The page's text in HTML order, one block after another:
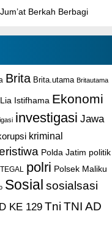
Berkah Berbagi
Brita Brita.utama Britautama
Istifhama Ekonomi
investigasi Jawa
kriminal
Polda Jatim politik
polri Polsek Maliku
Sosial sosialsasi
KE 129 Tni TNI AD